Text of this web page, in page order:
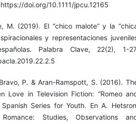
doi.org/10.1111/jpcu.12165
M. (2019). El “chico malote” y la
y representaciones
Palabra Clave, 22(2), 1-
P. & Aran-Ramspott, S. (2016).
Love in Television Fiction: “Romeo
Series for Youth. En A.
Studies, Observations